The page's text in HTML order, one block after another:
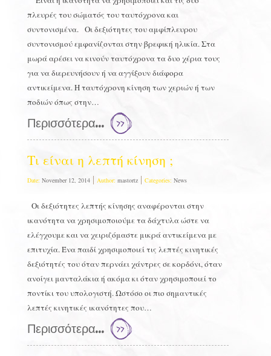
πλευρές του σώματός του ταυτόχρονα και
συντονισμένα. Οι δεξιότητες του αμφίπλευρου
συντονισμού εμφανίζονται στην βρεφική ηλικία. Στα
μωρά αρέσει να κινούν ταυτόχρονα τα δυο χέρια τους
για να διερευνήσουν ή να αγγίξουν διάφορα
αντικείμενα. Η ταυτόχρονη κίνηση των χεριών ή των
ποδιών όπως στην…
Περισσότερα...
Τι είναι η λεπτή κίνηση ;
Date: November 12, 2014 Author: mastortz Categories: News
Οι δεξιότητες λεπτής κίνησης αναφέρονται στην
ικανότητα να χρησιμοποιούμε τα δάχτυλα ώστε να
ελέγχουμε και να χειριζόμαστε μικρά αντικείμενα με
επιτυχία. Ένα παιδί χρησιμοποιεί τις λεπτές κινητικές
δεξιότητές του όταν περνάει χάντρες σε κορδόνι, όταν
ανοίγει μανταλάκια ή ακόμα κι όταν χρησιμοποιεί το
ποντίκι του υπολογιστή. Ωστόσο οι πιο σημαντικές
λεπτές κινητικές ικανότητες που…
Περισσότερα...